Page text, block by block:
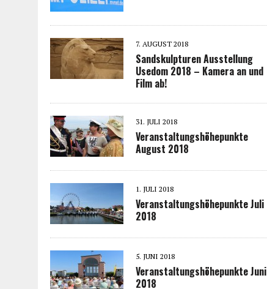
7. AUGUST 2018
Sandskulpturen Ausstellung
Usedom 2018 – Kamera an und
Film ab!
31. JULI 2018
Veranstaltungshöhepunkte
August 2018
1. JULI 2018
Veranstaltungshöhepunkte Juli
2018
5. JUNI 2018
Veranstaltungshöhepunkte Juni
2018